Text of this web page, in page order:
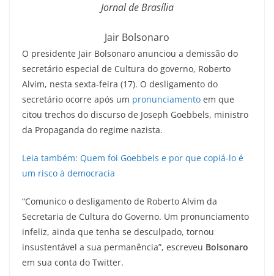
Jornal de Brasília
Jair Bolsonaro
O presidente Jair Bolsonaro anunciou a demissão do
secretário especial de Cultura do governo, Roberto
Alvim, nesta sexta-feira (17). O desligamento do
secretário ocorre após um pronunciamento em que
citou trechos do discurso de Joseph Goebbels, ministro
da Propaganda do regime nazista.
Leia também: Quem foi Goebbels e por que copiá-lo é
um risco à democracia
“Comunico o desligamento de Roberto Alvim da
Secretaria de Cultura do Governo. Um pronunciamento
infeliz, ainda que tenha se desculpado, tornou
insustentável a sua permanência”, escreveu Bolsonaro
em sua conta do Twitter.